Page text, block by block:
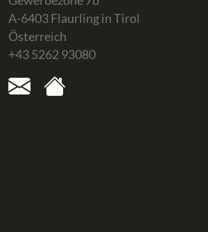
A-6403 Flaurling in Tirol
Österreich
+43 5262 93080